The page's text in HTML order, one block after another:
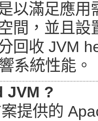
以滿足應
間，並且
回收 JVM
系統性能。
JVM ?
提供的